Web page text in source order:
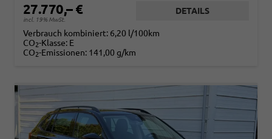
27.770,– €
incl. 19% MwSt.
DETAILS
Verbrauch kombiniert: 6,20 l/100km
CO2-Klasse: E
CO2-Emissionen: 141,00 g/km